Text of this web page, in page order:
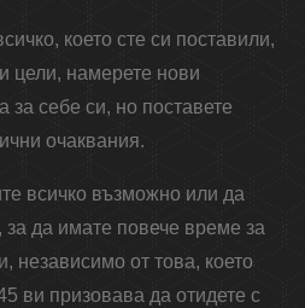
което сте си поставили,
цели, намерете нови
за себе си, но поставете
очаквания.
всичко възможно или да
да имате повече време за
независимо от това, което
ви призовава да отидете с